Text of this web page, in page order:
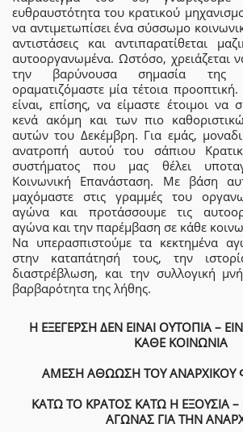
ευθραυστότητα του κρατικού
να αντιμετωπίσει ένα σύσσωμο
αντιστάσεις και αντιπαρατίθεται
αυτοοργανωμένα. Ωστόσο, χρειάζεται
την βαρύνουσα σημασία της
οραματιζόμαστε μία τέτοια
είναι, επίσης, να είμαστε έτοιμοι
κενά ακόμη και των πιο
αυτών του Δεκέμβρη. Για εμάς,
ανατροπή αυτού του σάπιου
συστήματος που μας θέλει
Κοινωνική Επανάσταση. Με βάση
μαχόμαστε στις γραμμές του
αγώνα και προτάσσουμε τις
αγώνα και την παρέμβαση σε κάθε
Να υπερασπιστούμε τα κεκτημένα
στην καταπάτησή τους, την
διαστρέβλωση, και την συλλογική
βαρβαρότητα της λήθης.
Η ΕΞΕΓΕΡΣΗ ΔΕΝ ΕΙΝΑΙ ΟΥΤΟΠΙΑ –
ΚΑΘΕ ΚΟΙΝΩΝΙΑ
ΑΜΕΣΗ ΑΘΩΩΣΗ ΤΟΥ ΑΝΑΡΧΙΚΟΥ
ΚΑΤΩ ΤΟ ΚΡΑΤΟΣ ΚΑΤΩ Η ΕΞΟΥΣΙΑ
ΑΓΩΝΑΣ ΓΙΑ ΤΗΝ